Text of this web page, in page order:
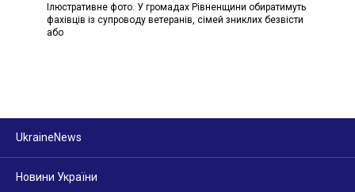
Ілюстративне фото. У громадах Рівненщини обиратимуть
фахівців із супроводу ветеранів, сімей зниклих безвісти
або
UkraineNews
Новини України